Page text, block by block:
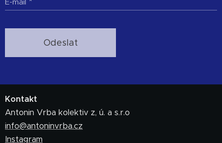
Odeslat
Kontakt
Antonin Vrba kolektiv z, ú. a s.r.o
info@antoninvrba.cz
Instagram